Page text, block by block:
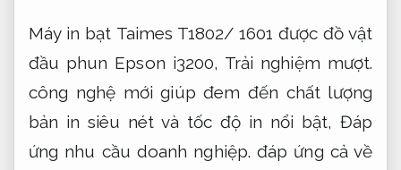
Máy in bạt Taimes T1802/ 1601 được đồ vật
đầu phun Epson i3200, Trải nghiệm mượt.
công nghệ mới giúp đem đến chất lượng
bản in siêu nét và tốc độ in nổi bật, Đáp
ứng nhu cầu doanh nghiệp. đáp ứng cả về